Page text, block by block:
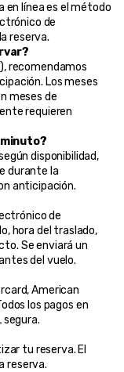
en línea es el método
de
reserva.
recomendamos
Los meses
meses de
requieren
disponibilidad,
durante la
anticipación.
de
hora del traslado,
Se enviará un
del vuelo.
American
los pagos en
tu reserva. El
reserva.